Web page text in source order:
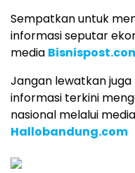
Sempatkan untuk
informasi seputar
media
Jangan lewatkan
informasi terkini
nasional melalui media
Hallobandung.com